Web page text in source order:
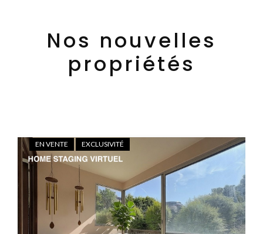
Nos nouvelles
propriétés
EN VENTE EXCLUSIVITÉ